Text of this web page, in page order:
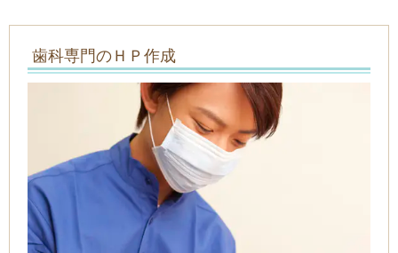
歯科専門のＨＰ作成